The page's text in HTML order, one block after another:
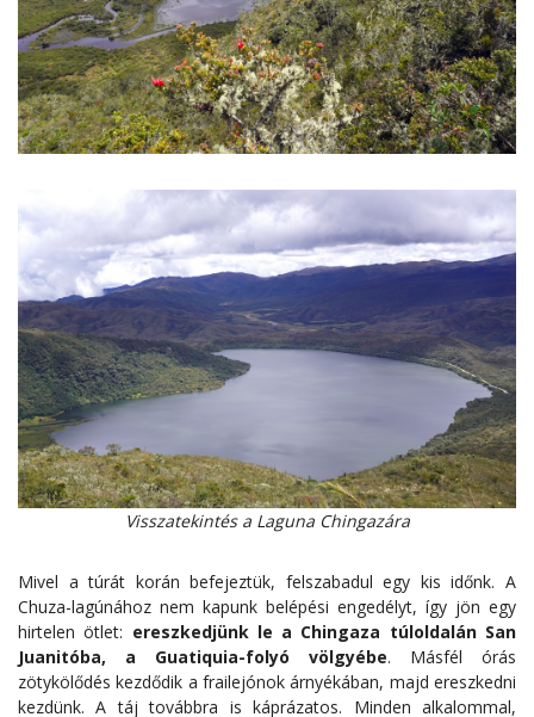
Visszatekintés a Laguna Chingazára
Mivel a túrát korán befejeztük, felszabadul egy kis időnk. A
Chuza-lagúnához nem kapunk belépési engedélyt, így jön egy
hirtelen ötlet: ereszkedjünk le a Chingaza túloldalán San
Juanitóba, a Guatiquia-folyó völgyébe. Másfél órás
zötykölődés kezdődik a frailejónok árnyékában, majd ereszkedni
kezdünk. A táj továbbra is káprázatos. Minden alkalommal,